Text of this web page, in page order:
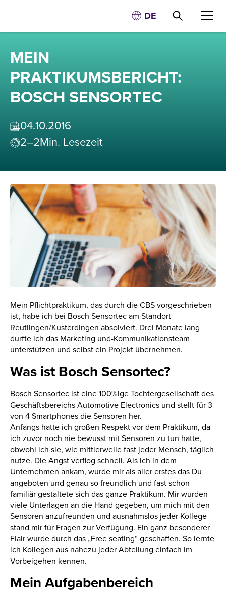
DE
MEIN
PRAKTIKUMSBERICHT:
BOSCH SENSORTEC
04.10.2016
2–2Min. Lesezeit
Mein Pflichtpraktikum, das durch die CBS vorgeschrieben
ist, habe ich bei Bosch Sensortec am Standort
Reutlingen/Kusterdingen absolviert. Drei Monate lang
durfte ich das Marketing und-Kommunikationsteam
unterstützen und selbst ein Projekt übernehmen.
Was ist Bosch Sensortec?
Bosch Sensortec ist eine 100%ige Tochtergesellschaft des
Geschäftsbereichs Automotive Electronics und stellt für 3
von 4 Smartphones die Sensoren her.
Anfangs hatte ich großen Respekt vor dem Praktikum, da
ich zuvor noch nie bewusst mit Sensoren zu tun hatte,
obwohl ich sie, wie mittlerweile fast jeder Mensch, täglich
nutze. Die Angst verflog schnell. Als ich in dem
Unternehmen ankam, wurde mir als aller erstes das Du
angeboten und genau so freundlich und fast schon
familiär gestaltete sich das ganze Praktikum. Mir wurden
viele Unterlagen an die Hand gegeben, um mich mit den
Sensoren anzufreunden und ausnahmslos jeder Kollege
stand mir für Fragen zur Verfügung. Ein ganz besonderer
Flair wurde durch das „Free seating“ geschaffen. So lernte
ich Kollegen aus nahezu jeder Abteilung einfach im
Vorbeigehen kennen.
Mein Aufgabenbereich